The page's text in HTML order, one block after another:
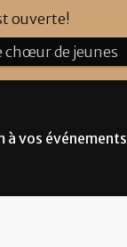
à vos événements
ouverte!
chœur de jeunes